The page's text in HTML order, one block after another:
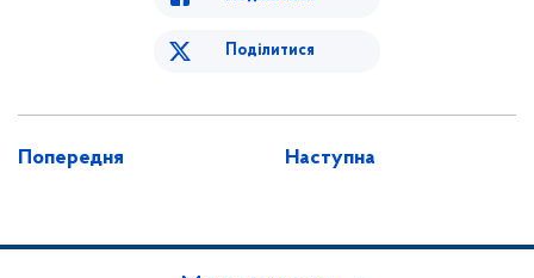
Поділитися
Попередня Наступна